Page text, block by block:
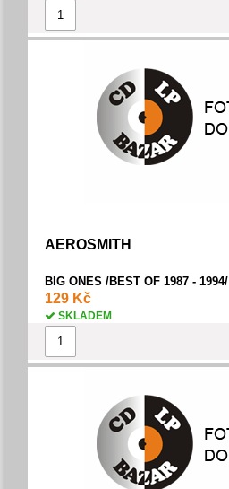
AEROSMITH
BIG ONES /BEST OF 1987 - 1994/
129 Kč
SKLADEM